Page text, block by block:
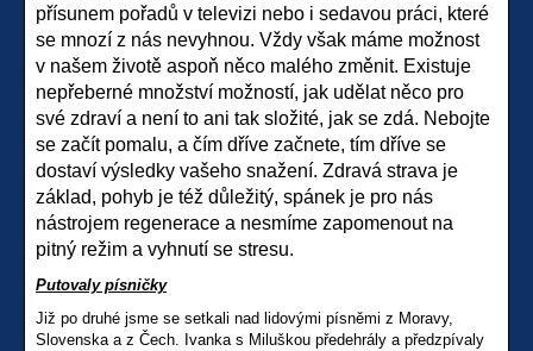
přísunem pořadů v televizi nebo i sedavou práci, které
se mnozí z nás nevyhnou. Vždy však máme možnost
v našem životě aspoň něco malého změnit. Existuje
nepřeberné množství možností, jak udělat něco pro
své zdraví a není to ani tak složité, jak se zdá. Nebojte
se začít pomalu, a čím dříve začnete, tím dříve se
dostaví výsledky vašeho snažení. Zdravá strava je
základ, pohyb je též důležitý, spánek je pro nás
nástrojem regenerace a nesmíme zapomenout na
pitný režim a vyhnutí se stresu.
Putovaly písničky
Již po druhé jsme se setkali nad lidovými písněmi z Moravy,
Slovenska a z Čech. Ivanka s Miluškou předehrály a předzpívaly